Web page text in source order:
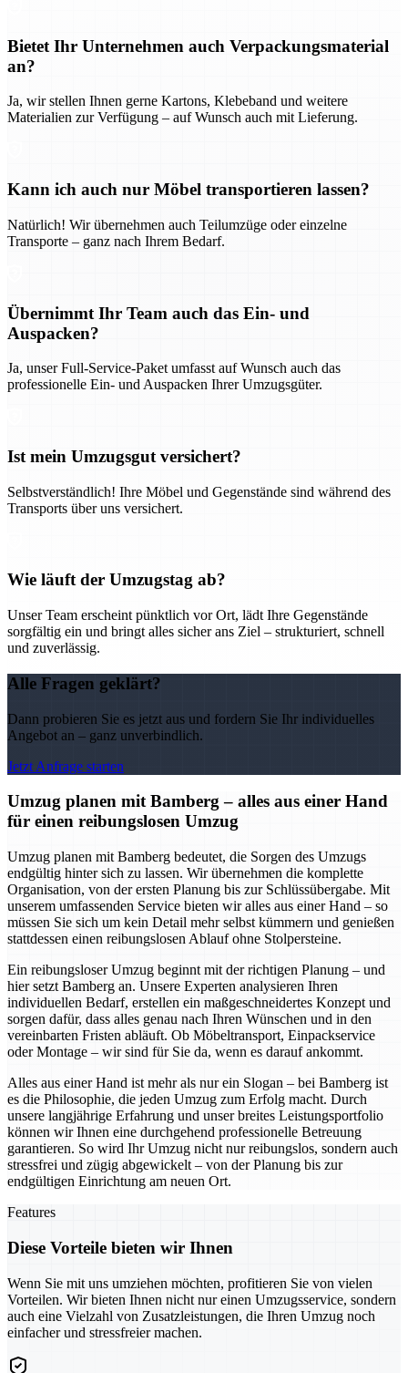
Bietet Ihr Unternehmen auch Verpackungsmaterial
an?
Ja, wir stellen Ihnen gerne Kartons, Klebeband und weitere
Materialien zur Verfügung – auf Wunsch auch mit Lieferung.
Kann ich auch nur Möbel transportieren lassen?
Natürlich! Wir übernehmen auch Teilumzüge oder einzelne
Transporte – ganz nach Ihrem Bedarf.
Übernimmt Ihr Team auch das Ein- und
Auspacken?
Ja, unser Full-Service-Paket umfasst auf Wunsch auch das
professionelle Ein- und Auspacken Ihrer Umzugsgüter.
Ist mein Umzugsgut versichert?
Selbstverständlich! Ihre Möbel und Gegenstände sind während des
Transports über uns versichert.
Wie läuft der Umzugstag ab?
Unser Team erscheint pünktlich vor Ort, lädt Ihre Gegenstände
sorgfältig ein und bringt alles sicher ans Ziel – strukturiert, schnell
und zuverlässig.
Alle Fragen geklärt?
Dann probieren Sie es jetzt aus und fordern Sie Ihr individuelles
Angebot an – ganz unverbindlich.
Jetzt Anfrage starten
Umzug planen mit Bamberg – alles aus einer Hand
für einen reibungslosen Umzug
Umzug planen mit Bamberg bedeutet, die Sorgen des Umzugs
endgültig hinter sich zu lassen. Wir übernehmen die komplette
Organisation, von der ersten Planung bis zur Schlüssübergabe. Mit
unserem umfassenden Service bieten wir alles aus einer Hand – so
müssen Sie sich um kein Detail mehr selbst kümmern und genießen
stattdessen einen reibungslosen Ablauf ohne Stolpersteine.
Ein reibungsloser Umzug beginnt mit der richtigen Planung – und
hier setzt Bamberg an. Unsere Experten analysieren Ihren
individuellen Bedarf, erstellen ein maßgeschneidertes Konzept und
sorgen dafür, dass alles genau nach Ihren Wünschen und in den
vereinbarten Fristen abläuft. Ob Möbeltransport, Einpackservice
oder Montage – wir sind für Sie da, wenn es darauf ankommt.
Alles aus einer Hand ist mehr als nur ein Slogan – bei Bamberg ist
es die Philosophie, die jeden Umzug zum Erfolg macht. Durch
unsere langjährige Erfahrung und unser breites Leistungsportfolio
können wir Ihnen eine durchgehend professionelle Betreuung
garantieren. So wird Ihr Umzug nicht nur reibungslos, sondern auch
stressfrei und zügig abgewickelt – von der Planung bis zur
endgültigen Einrichtung am neuen Ort.
Features
Diese Vorteile bieten wir Ihnen
Wenn Sie mit uns umziehen möchten, profitieren Sie von vielen
Vorteilen. Wir bieten Ihnen nicht nur einen Umzugsservice, sondern
auch eine Vielzahl von Zusatzleistungen, die Ihren Umzug noch
einfacher und stressfreier machen.